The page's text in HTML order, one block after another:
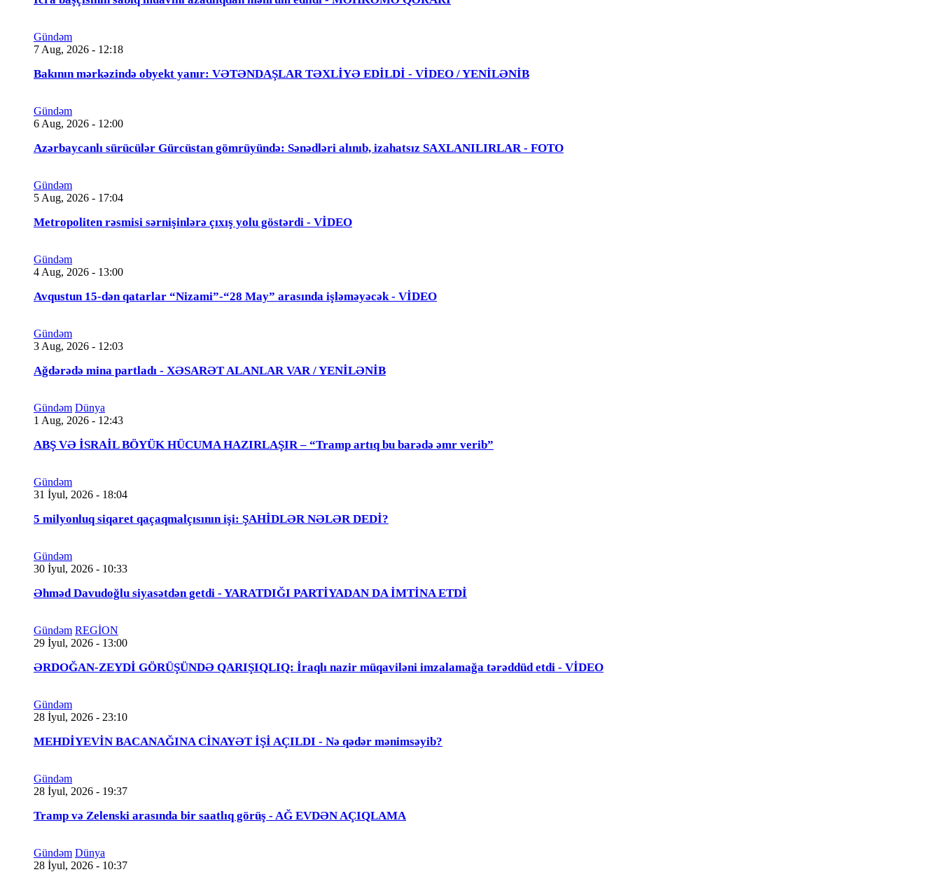
Gündəm
7 Aug, 2026 - 12:18
Bakının mərkəzində obyekt yanır: VƏTƏNDAŞLAR TƏXLİYƏ EDİLDİ - VİDEO / YENİLƏNİB
Gündəm
6 Aug, 2026 - 12:00
Azərbaycanlı sürücülər Gürcüstan gömrüyündə: Sənədləri alınıb, izahatsız SAXLANILIRLAR - FOTO
Gündəm
5 Aug, 2026 - 17:04
Metropoliten rəsmisi sərnişinlərə çıxış yolu göstərdi - VİDEO
Gündəm
4 Aug, 2026 - 13:00
Avqustun 15-dən qatarlar “Nizami”-“28 May” arasında işləməyəcək - VİDEO
Gündəm
3 Aug, 2026 - 12:03
Ağdərədə mina partladı - XƏSARƏT ALANLAR VAR / YENİLƏNİB
Gündəm Dünya
1 Aug, 2026 - 12:43
ABŞ VƏ İSRAİL BÖYÜK HÜCUMA HAZIRLAŞIR – “Tramp artıq bu barədə əmr verib”
Gündəm
31 İyul, 2026 - 18:04
5 milyonluq siqaret qaçaqmalçısının işi: ŞAHİDLƏR NƏLƏR DEDİ?
Gündəm
30 İyul, 2026 - 10:33
Əhməd Davudoğlu siyasətdən getdi - YARATDIĞI PARTİYADAN DA İMTİNA ETDİ
Gündəm REGİON
29 İyul, 2026 - 13:00
ƏRDOĞAN-ZEYDİ GÖRÜŞÜNDƏ QARIŞIQLIQ: İraqlı nazir müqaviləni imzalamağa tərəddüd etdi - VİDEO
Gündəm
28 İyul, 2026 - 23:10
MEHDİYEVİN BACANAĞINA CİNAYƏT İŞİ AÇILDI - Nə qədər mənimsəyib?
Gündəm
28 İyul, 2026 - 19:37
Tramp və Zelenski arasında bir saatlıq görüş - AĞ EVDƏN AÇIQLAMA
Gündəm Dünya
28 İyul, 2026 - 10:37